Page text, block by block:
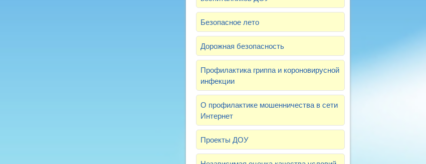
Безопасное лето
Дорожная безопасность
Профилактика гриппа и короновирусной
инфекции
О профилактике мошенничества в сети
Интернет
Проекты ДОУ